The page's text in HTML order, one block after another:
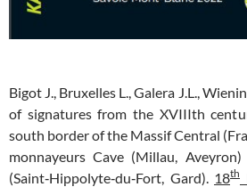
Bigot J., Bruxelles L., Galera J.L.,
of signatures from the XVIIIth
south border of the Massif Central
monnayeurs Cave (Millau,
(Saint‐Hippolyte‐du‐Fort, Gard). 18th